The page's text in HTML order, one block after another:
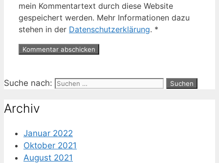
mein Kommentartext durch diese Website
gespeichert werden. Mehr Informationen dazu
stehen in der Datenschutzerklärung. *
Suche nach:
Archiv
Januar 2022
Oktober 2021
August 2021